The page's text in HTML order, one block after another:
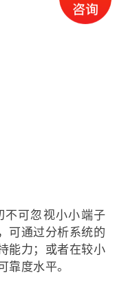
不可忽视小小端子
可通过分析系统的
能力；或者在较小
靠度水平。